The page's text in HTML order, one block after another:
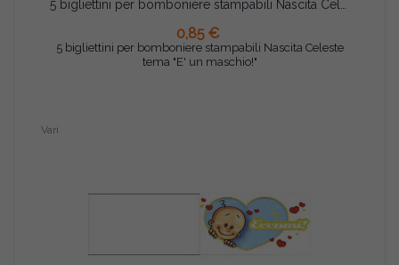
0,85 €
5 bigliettini per bomboniere stampabili Nascita Celeste
tema "E' un maschio!"
AGGIUNGI AL CARRELLO
Vari